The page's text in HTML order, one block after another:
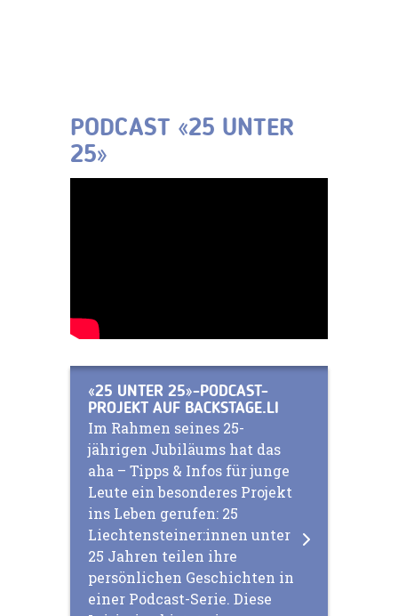
PODCAST «25 UNTER
25»
«25 UNTER 25»-PODCAST-
PROJEKT AUF BACKSTAGE.LI
Im Rahmen seines 25-
jährigen Jubiläums hat das
aha – Tipps & Infos für junge
Leute ein besonderes Projekt
ins Leben gerufen: 25
Liechtensteiner:innen unter
25 Jahren teilen ihre
persönlichen Geschichten in
einer Podcast-Serie. Diese